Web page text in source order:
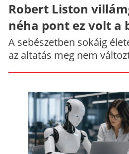
Robert Liston
néha pont ez volt a
A sebészetben sokáig
az altatás meg nem